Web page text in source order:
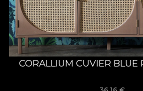
CORALLIUM CUVIER BLUE